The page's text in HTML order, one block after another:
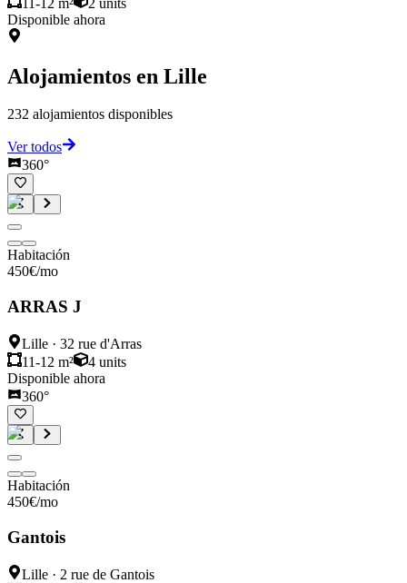
Disponible ahora
Alojamientos en Lille
232 alojamientos disponibles
Ver todos
360°
Habitación
450€/mo
ARRAS J
Lille · 32 rue d'Arras
11-12 m²
4 units
Disponible ahora
360°
Habitación
450€/mo
Gantois
Lille · 2 rue de Gantois